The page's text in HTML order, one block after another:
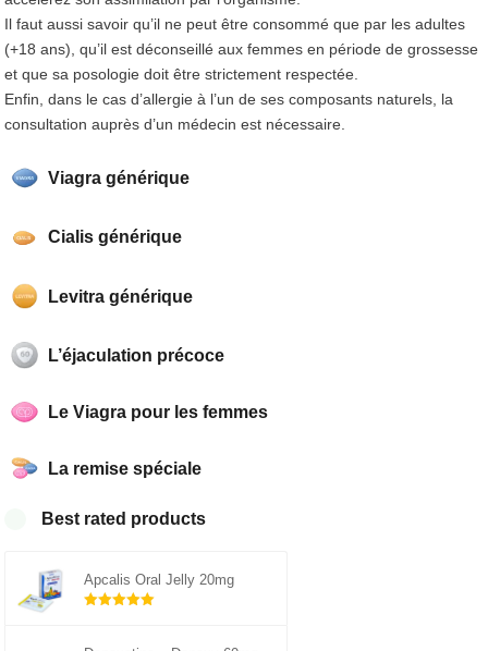
Viagra générique
Cialis générique
Levitra générique
L’éjaculation précoce
Le Viagra pour les femmes
La remise spéciale
Best rated products
Apcalis Oral Jelly 20mg
Il faut aussi savoir qu’il ne peut être consommé que par les adultes
(+18 ans), qu’il est déconseillé aux femmes en période de grossesse
et que sa posologie doit être strictement respectée.
Enfin, dans le cas d’allergie à l’un de ses composants naturels, la
consultation auprès d’un médecin est nécessaire.